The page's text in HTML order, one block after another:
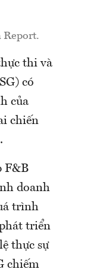
Report.
thi và
có
của
chiến
F&B
doanh
trình
triển
thực sự
chiếm